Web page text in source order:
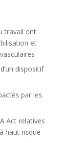
travail ont
et
dispositif
par les
Act relatives
haut risque